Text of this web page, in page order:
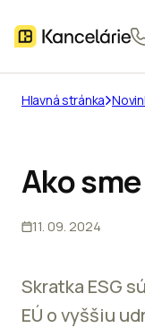
Hlavná stránka
Ako
11. 09. 2024
Skratka ESG
EÚ o vyššiu